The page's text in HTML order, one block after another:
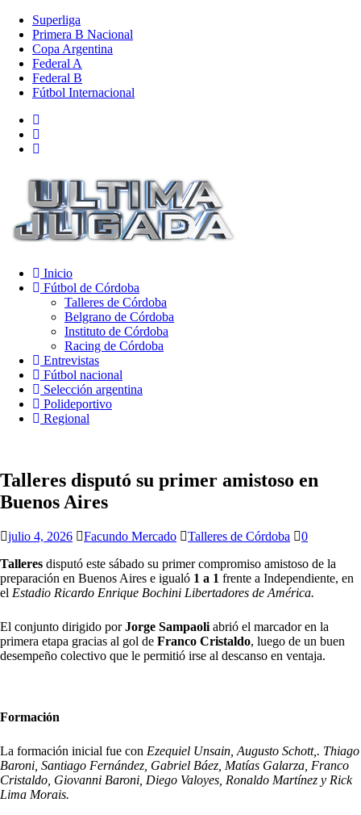
Superliga
Primera B Nacional
Copa Argentina
Federal A
Federal B
Fútbol Internacional
Inicio
Fútbol de Córdoba
Talleres de Córdoba
Belgrano de Córdoba
Instituto de Córdoba
Racing de Córdoba
Entrevistas
Fútbol nacional
Selección argentina
Polideportivo
Regional
Talleres disputó su primer amistoso en
Buenos Aires
julio 4, 2026 Facundo Mercado Talleres de Córdoba
0
Talleres disputó este sábado su primer compromiso amistoso de la
preparación en Buenos Aires e igualó 1 a 1 frente a Independiente, en
el Estadio Ricardo Enrique Bochini Libertadores de América.
El conjunto dirigido porJorge Sampaoli abrió el marcador en la
primera etapa gracias al gol de Franco Cristaldo, luego de un buen
desempeño colectivo que le permitió irse al descanso en ventaja.
Formación
La formación inicial fue con Ezequiel Unsain, Augusto Schott,. Thiago
Baroni, Santiago Fernández, Gabriel Báez, Matías Galarza, Franco
Cristaldo, Giovanni Baroni, Diego Valoyes, Ronaldo Martínez y Rick
Lima Morais.